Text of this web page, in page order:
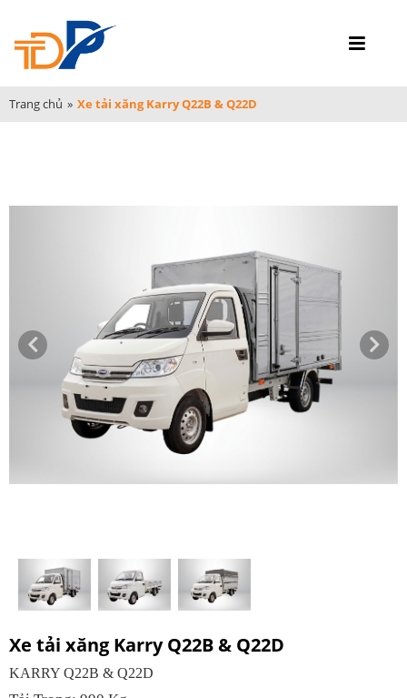
Trang chủ » Xe tải xăng Karry Q22B & Q22D
Xe tải xăng Karry Q22B & Q22D
KARRY Q22B & Q22D